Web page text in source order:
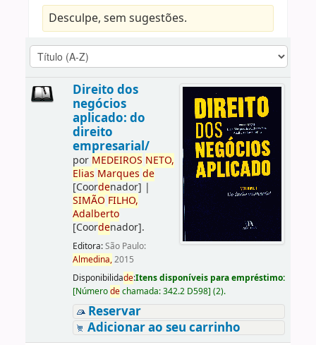
Desculpe, sem sugestões.
Direito dos
negócios
aplicado: do
direito
empresarial/
por MEDEIROS NETO,
Elias Marques de
[Coordenador] |
SIMÃO FILHO,
Adalberto
[Coordenador].
Editora:São Paulo:
Almedina,2015
Disponibilidade:Itens disponíveis para empréstimo:
[Númerodechamada:342.2 D598] (2).
Reservar
Adicionar ao seu carrinho